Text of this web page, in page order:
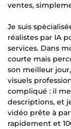
ventes,
Je suis
réalistes par IA
services. Dans
courte mais
son meilleur
visuels
compliqué : il
descriptions, et
vidéo prête à
rapidement et